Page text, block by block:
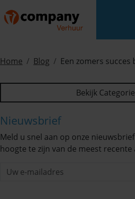
Home Blog Een zomers
Bekijk
Nieuwsbrief
Meld u snel aan op onze
hoogte te zijn van de meest recente